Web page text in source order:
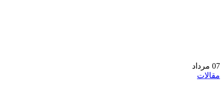
07 مرداد
مقالات